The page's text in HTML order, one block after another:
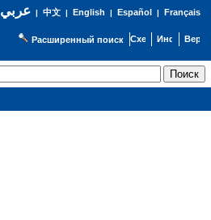
عربي| 中文| English | Español | Français
Расширенный поиск